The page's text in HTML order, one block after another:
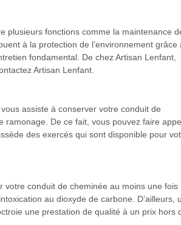
plusieurs fonctions comme la maintenance
à la protection de l’environnement grâce
fondamental. De chez Artisan Lenfant,
Artisan Lenfant.
assiste à conserver votre conduit de
ramonage. De ce fait, vous pouvez faire
des exercés qui sont disponible pour
votre conduit de cheminée au moins une fois
au dioxyde de carbone. D’ailleurs,
une prestation de qualité à un prix hors